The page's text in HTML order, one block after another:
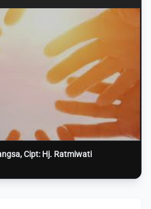
Cipt: Hj. Ratmiwati